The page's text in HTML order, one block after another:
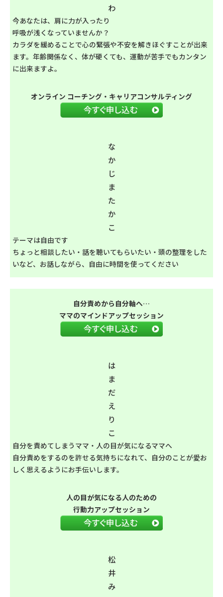
わ
今あなたは、肩に力が入ったり
呼吸が浅くなっていませんか？
カラダを緩めることで心の緊張や不安を解きほぐすことが出来
ます。年齢関係なく、体が硬くても、運動が苦手でもカンタン
に出来ますよ。
オンライン コーチング・キャリアコンサルティング
な
か
じ
ま
た
か
こ
テーマは自由です
ちょっと相談したい・話を聴いてもらいたい・頭の整理をした
いなど、お話しながら、自由に時間を使ってください
自分責めから自分軸へ…
ママのマインドアップセッション
は
ま
だ
え
り
こ
自分を責めてしまうママ・人の目が気になるママへ
自分責めをするのを許せる気持ちになれて、自分のことが愛お
しく思えるようにお手伝いします。
人の目が気になる人のための
行動力アップセッション
松
井
み